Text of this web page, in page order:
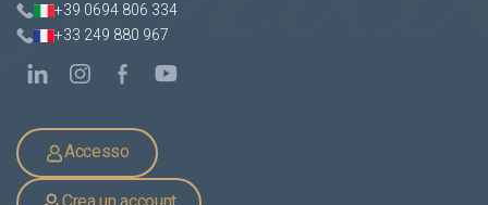
+39 0694 806 334
+33 249 880 967
Accesso